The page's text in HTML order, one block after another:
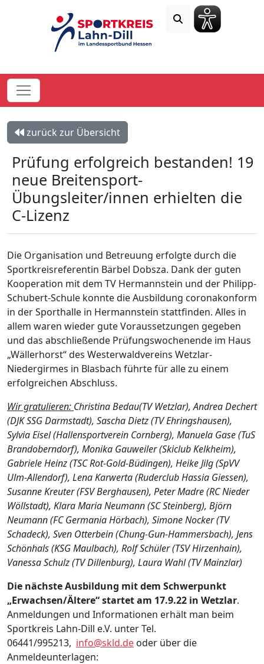
zurück zur Übersicht
Prüfung erfolgreich bestanden! 19
neue Breitensport-
Übungsleiter/innen erhielten die
C-Lizenz
Die Organisation und Betreuung erfolgte durch die
Sportkreisreferentin Bärbel Dobsza. Dank der guten
Kooperation mit dem TV Hermannstein und der Philipp-
Schubert-Schule konnte die Ausbildung coronakonform
in der Sporthalle in Hermannstein stattfinden. Alles in
allem waren wieder gute Voraussetzungen gegeben
und das abschließende Prüfungswochenende im Haus
„Wällerhorst“ des Westerwaldvereins Wetzlar-
Niedergirmes in Blasbach führte für alle zu einem
erfolgreichen Abschluss.
Wir gratulieren: Christina Bedau(TV Wetzlar), Andrea Dechert
(DJK SSG Darmstadt), Sascha Dietz (TV Ehringshausen),
Sylvia Eisel (Hallensportverein Cornberg), Manuela Gase (TuS
Brandoberndorf), Monika Gauweiler (Skiclub Kelkheim),
Gabriele Heinz (TSC Rot-Gold-Büdingen), Heike Jilg (SpVV
Ulm-Allendorf), Lena Karwerta (Ruderclub Hassia Giessen),
Susanne Kreuter (FSV Berghausen), Peter Madre (RC Nieder
Wöllstadt), Klara Maria Neumann (SC Steinberg), Björn
Neumann (FC Germania Hörbach), Simone Nocker (TV
Schadeck), Sven Otterbein (Chung-Gun-Hammersbach), Jens
Schönhals (KSG Maulbach), Rolf Schüler (TSV Hirzenhain),
Vanessa Schulz (TV Dillenburg), Laura Wahl (TV Mainzlar)
Die nächste Ausbildung mit dem Schwerpunkt
„Erwachsen/Ältere“ startet am 17.9.22 in Wetzlar.
Anmeldungen und Informationen erhält man beim
Sportkreis Lahn-Dill e.V. unter Tel.
06441/995213, info@skld.de oder über die
Anmeldeunterlagen: